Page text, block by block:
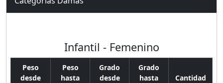
Infantil - Femenino
Peso
desde
Peso
hasta
Grado
desde
Grado
hasta
Cantidad